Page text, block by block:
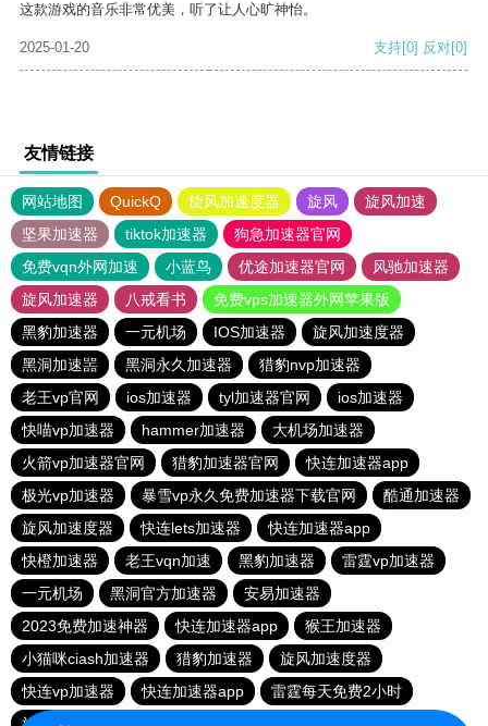
这款游戏的音乐非常优美，听了让人心旷神怡。
2025-01-20 支持[0] 反对[0]
友情链接
网站地图 QuickQ 旋风加速度器 旋风
旋风加速
坚果加速器
tiktok加速器
狗急加速器官网
免费vqn外网加速
小蓝鸟 优途加速器官网
风驰加速器
旋风加速器
八戒看书
免费vps加速器外网苹果版
黑豹加速器
一元机场 IOS加速器
旋风加速度器
黑洞加速噐
黑洞永久加速器
猎豹nvp加速器
老王vp官网
ios加速器 tyl加速器官网
ios加速器
快喵vp加速器
hammer加速器
大机场加速器
火箭vp加速器官网
猎豹加速器官网
快连加速器app
极光vp加速器
暴雪vp永久免费加速器下载官网
酷通加速器
旋风加速度器
快连lets加速器
快连加速器app
快橙加速器
老王vqn加速 黑豹加速器
雷霆vp加速器
一元机场
黑洞官方加速器
安易加速器
2023免费加速神器
快连加速器app
猴王加速器
小猫咪ciash加速器
猎豹加速器
旋风加速度器
快连vp加速器
快连加速器app
雷霆每天免费2小时